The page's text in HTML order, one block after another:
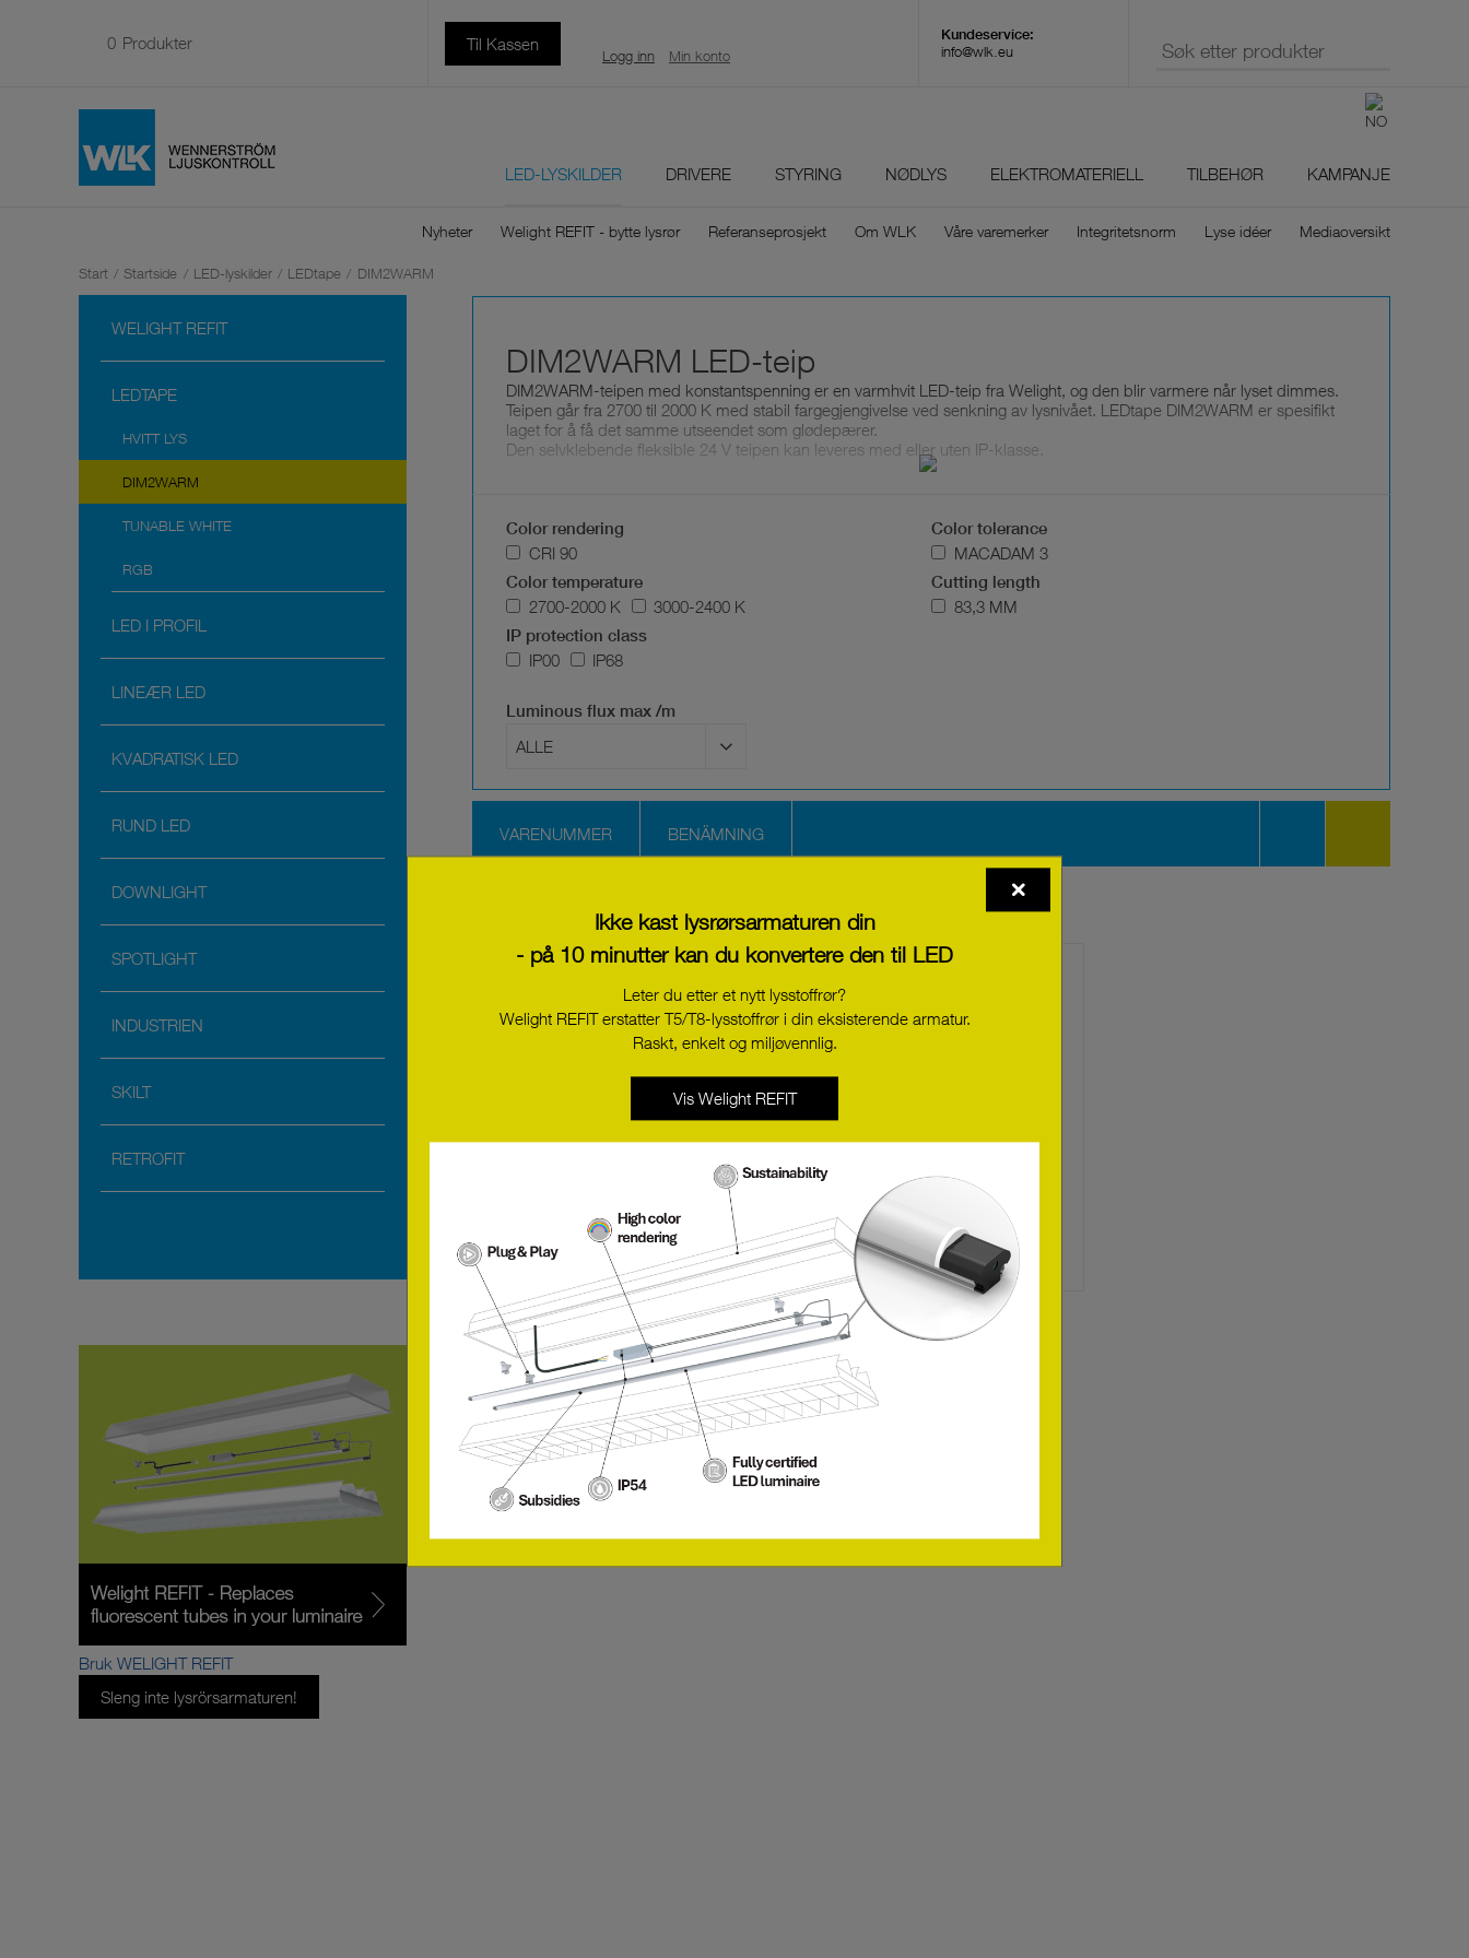
info@wlk.eu
0 Produkter Til Kassen
Logg inn Min konto
LED-LYSKILDER
WELIGHT REFIT
LEDTAPE
HVITT LYS
DIM2WARM
TUNABLE WHITE
RGB
LED I PROFIL
LINEÆR LED
KVADRATISK LED
RUND LED
DOWNLIGHT
SPOTLIGHT
INDUSTRIEN
SKILT
RETROFIT
DRIVERE STYRING NØDLYS ELEKTROMATERIELL TILBEHØR KAMPANJE
Nyheter Welight REFIT - bytte lysrør Referanseprosjekt Om WLK Våre varemerker Integritetsnorm Lyse idéer Mediaoversikt
Start / Startside / LED-lyskilder / LEDtape / DIM2WARM
DIM2WARM LED-teip
DIM2WARM-teipen med konstantspenning er en varmhvit LED-teip fra Welight, og den blir varmere når lyset dimmes.
Teipen går fra 2700 til 2000 K med stabil fargegjengivelse ved senkning av lysnivået. LEDtape DIM2WARM er spesifikt
laget for å få det samme utseendet som glødepærer.
Den selvklebende fleksible 24 V teipen kan leveres med eller uten IP-klasse.
Color rendering
CRI 90
Color tolerance
MACADAM 3
Color temperature
2700-2000 K 3000-2400 K
Cutting length
83,3 MM
IP protection class
IP00 IP68
Luminous flux max /m
VARENUMMER BENÄMNING
W1004-D2W-5M-G4
2400K CRI90 1500LM D2W 15W
W1004-D2W-IP68-5M-G4
Bruk WELIGHT REFIT
Sleng inte lysrörsarmaturen!
Ikke kast lysrørsarmaturen din
- på 10 minutter kan du konvertere den til LED
Leter du etter et nytt lysstoffrør?
Welight REFIT erstatter T5/T8-lysstoffrør i din eksisterende armatur.
Raskt, enkelt og miljøvennlig.
Vis Welight REFIT